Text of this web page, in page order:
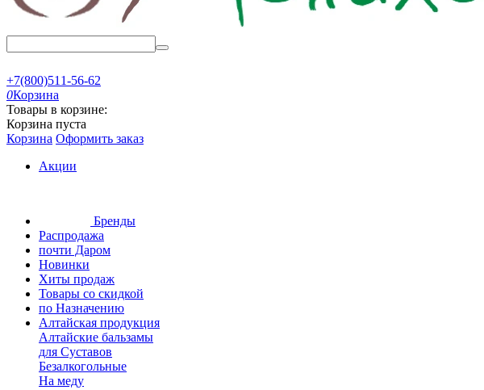
+7(800)511-56-62
0Корзина
Товары в корзине:
Корзина пуста
Корзина Оформить заказ
Акции
Бренды
Распродажа
почти Даром
Новинки
Хиты продаж
Товары со скидкой
по Назначению
Алтайская продукция
Алтайские бальзамы
для Суставов
Безалкогольные
На меду